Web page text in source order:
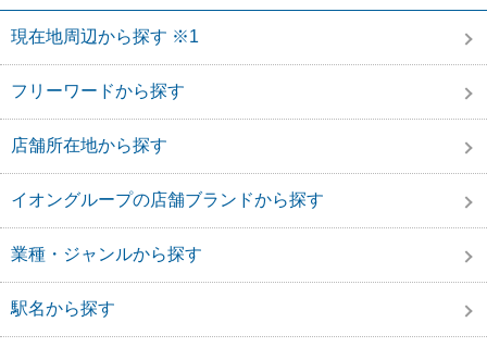
現在地周辺から探す ※1
フリーワードから探す
店舗所在地から探す
イオングループの店舗ブランドから探す
業種・ジャンルから探す
駅名から探す